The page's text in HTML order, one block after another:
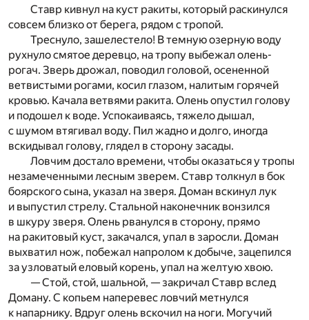
Ставр кивнул на куст ракиты, который раскинулся
совсем близко от берега, рядом с тропой.
Треснуло, зашелестело! В темную озерную воду
рухнуло смятое деревцо, на тропу выбежал олень-
рогач. Зверь дрожал, поводил головой, осененной
ветвистыми рогами, косил глазом, налитым горячей
кровью. Качала ветвями ракита. Олень опустил голову
и подошел к воде. Успокаиваясь, тяжело дышал,
с шумом втягивал воду. Пил жадно и долго, иногда
вскидывал голову, глядел в сторону засады.
Ловчим достало времени, чтобы оказаться у тропы
незамеченными лесным зверем. Ставр толкнул в бок
боярского сына, указал на зверя. Доман вскинул лук
и выпустил стрелу. Стальной наконечник вонзился
в шкуру зверя. Олень рванулся в сторону, прямо
на ракитовый куст, закачался, упал в заросли. Доман
выхватил нож, побежал напролом к добыче, зацепился
за узловатый еловый корень, упал на желтую хвою.
— Стой, стой, шальной, — закричал Ставр вслед
Доману. С копьем наперевес ловчий метнулся
к напарнику. Вдруг олень вскочил на ноги. Могучий